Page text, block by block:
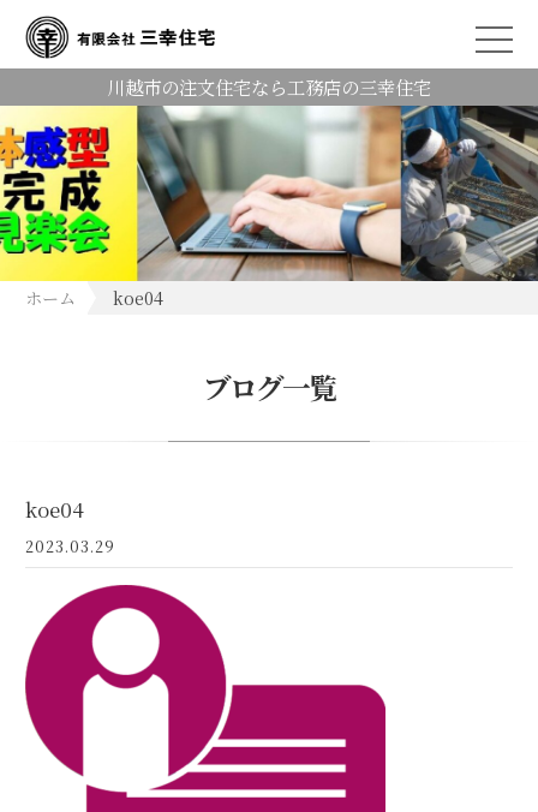
川越市の注文住宅なら工務店の三幸住宅
ホーム koe04
ブログ一覧
koe04
2023.03.29